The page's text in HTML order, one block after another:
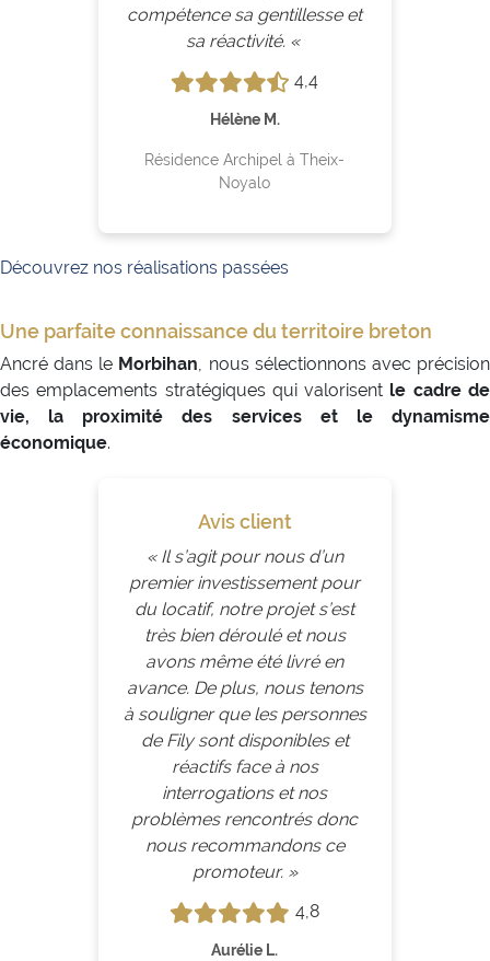
compétence sa gentillesse et
sa réactivité. «
4,4
Hélène M.
Résidence Archipel à Theix-
Noyalo
Découvrez nos réalisations passées
Une parfaite connaissance du territoire breton
Ancré dans le Morbihan, nous sélectionnons avec précision
des emplacements stratégiques qui valorisent le cadre de
vie, la proximité des services et le dynamisme
économique.
Avis client
« Il s’agit pour nous d’un
premier investissement pour
du locatif, notre projet s’est
très bien déroulé et nous
avons même été livré en
avance. De plus, nous tenons
à souligner que les personnes
de Fily sont disponibles et
réactifs face à nos
interrogations et nos
problèmes rencontrés donc
nous recommandons ce
promoteur. »
4,8
Aurélie L.